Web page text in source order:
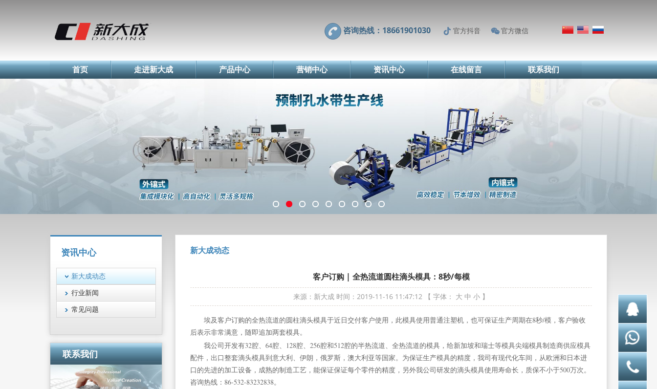
咨询热线：18661901030 官方抖音 官方微信
简体中文EnglishРусский
首页 走进新大成 产品中心 营销中心 资讯中心 在线留言 联系我们
新大成动态
客户订购 | 全热流道圆柱滴头模具：8秒/每模
来源：新大成 时间：2019-11-16 11:47:12 【 字体： 大 中 小 】
埃及客户订购的全热流道的圆柱滴头模具于近日交付客户使用，此模具使用普通注塑机，也可保证生产周期在8秒/模，客户验收
后表示非常满意，随即追加两套模具。
我公司开发有32腔、64腔、128腔、256腔和512腔的半热流道、全热流道的模具，给新加坡和瑞士等模具尖端模具制造商供应模具
配件，出口整套滴头模具到意大利、伊朗，俄罗斯，澳大利亚等国家。为保证生产模具的精度，我司有现代化车间，从欧洲和日本进
口的先进的加工设备，成熟的制造工艺，能保证保证每个零件的精度，另外我公司研发的滴头模具使用寿命长，质保不小于500万次。
咨询热线：86-532-83232838。
资讯中心
新大成动态
行业新闻
常见问题
联系我们